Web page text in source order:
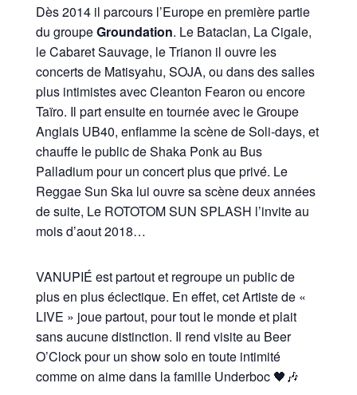
Dès 2014 il parcours l’Europe en première partie
du groupeGroundation. Le Bataclan, La Cigale,
le Cabaret Sauvage, le Trianon il ouvre les
concerts de Matisyahu, SOJA, ou dans des salles
plus intimistes avec Cleanton Fearon ou encore
Taïro. Il part ensuite en tournée avec le Groupe
Anglais UB40, enflamme la scène de Soli-days, et
chauffe le public de Shaka Ponk au Bus
Palladium pour un concert plus que privé. Le
Reggae Sun Ska lui ouvre sa scène deux années
de suite, Le ROTOTOM SUN SPLASH l’invite au
mois d’aout 2018…
VANUPIÉ est partout et regroupe un public de
plus en plus éclectique. En effet, cet Artiste de «
LIVE » joue partout, pour tout le monde et plait
sans aucune distinction. Il rend visite au Beer
O’Clock pour un show solo en toute intimité
comme on aime dans la famille Underboc 🖤🎶